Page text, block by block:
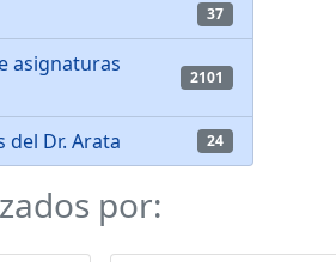
37
asignaturas
2101
del Dr. Arata 24
por: